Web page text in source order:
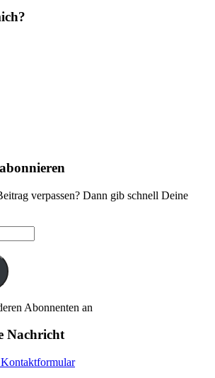
verpassen? Dann gib schnell Deine
Abonnenten an
Nachricht